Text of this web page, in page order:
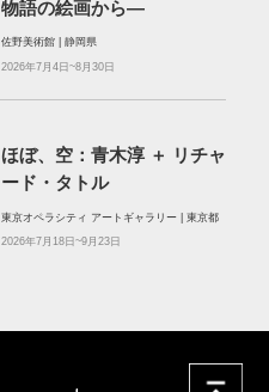
物語の絵画から―
佐野美術館 | 静岡県
2026年7月4日~8月30日
ほぼ、空：⻘⽊淳 ＋ リチャ
ード・タトル
東京オペラシティ アートギャラリー | 東京都
2026年7月18日~9月23日